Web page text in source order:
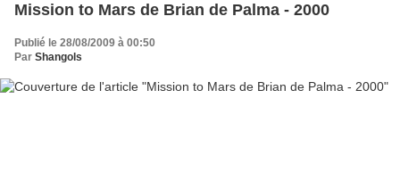
Mission to Mars de Brian de Palma - 2000
Publié le 28/08/2009 à 00:50
Par Shangols